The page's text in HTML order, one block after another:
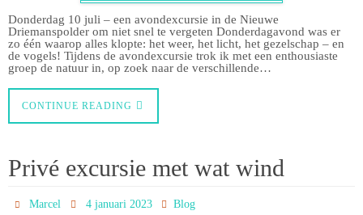
Donderdag 10 juli – een avondexcursie in de Nieuwe
Driemanspolder om niet snel te vergeten Donderdagavond was er
zo één waarop alles klopte: het weer, het licht, het gezelschap – en
de vogels! Tijdens de avondexcursie trok ik met een enthousiaste
groep de natuur in, op zoek naar de verschillende…
CONTINUE READING
Privé excursie met wat wind
Marcel 4 januari 2023
Blog